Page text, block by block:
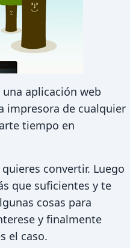
una aplicación web
impresora de cualquier
tiempo en
convertir. Luego
que suficientes y te
cosas para
y finalmente
el caso.